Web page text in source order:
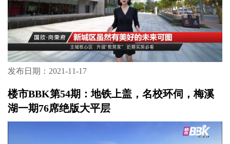
发布日期：2021-11-17
楼市BBK第54期：地铁上盖，名校环伺，梅溪
湖一期76席绝版大平层